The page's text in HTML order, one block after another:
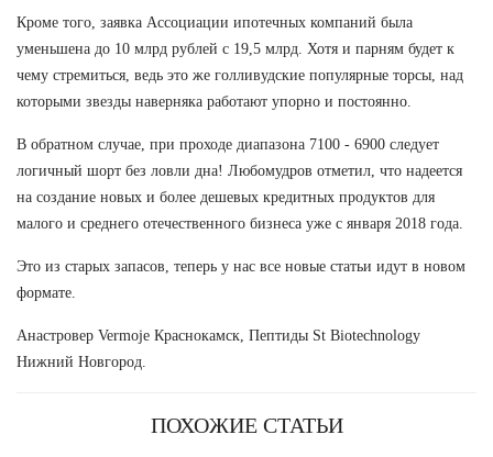
Кроме того, заявка Ассоциации ипотечных компаний была
уменьшена до 10 млрд рублей с 19,5 млрд. Хотя и парням будет к
чему стремиться, ведь это же голливудские популярные торсы, над
которыми звезды наверняка работают упорно и постоянно.
В обратном случае, при проходе диапазона 7100 - 6900 следует
логичный шорт без ловли дна! Любомудров отметил, что надеется
на создание новых и более дешевых кредитных продуктов для
малого и среднего отечественного бизнеса уже с января 2018 года.
Это из старых запасов, теперь у нас все новые статьи идут в новом
формате.
Анастровер Vermoje Краснокамск, Пептиды St Biotechnology
Нижний Новгород.
ПОХОЖИЕ СТАТЬИ